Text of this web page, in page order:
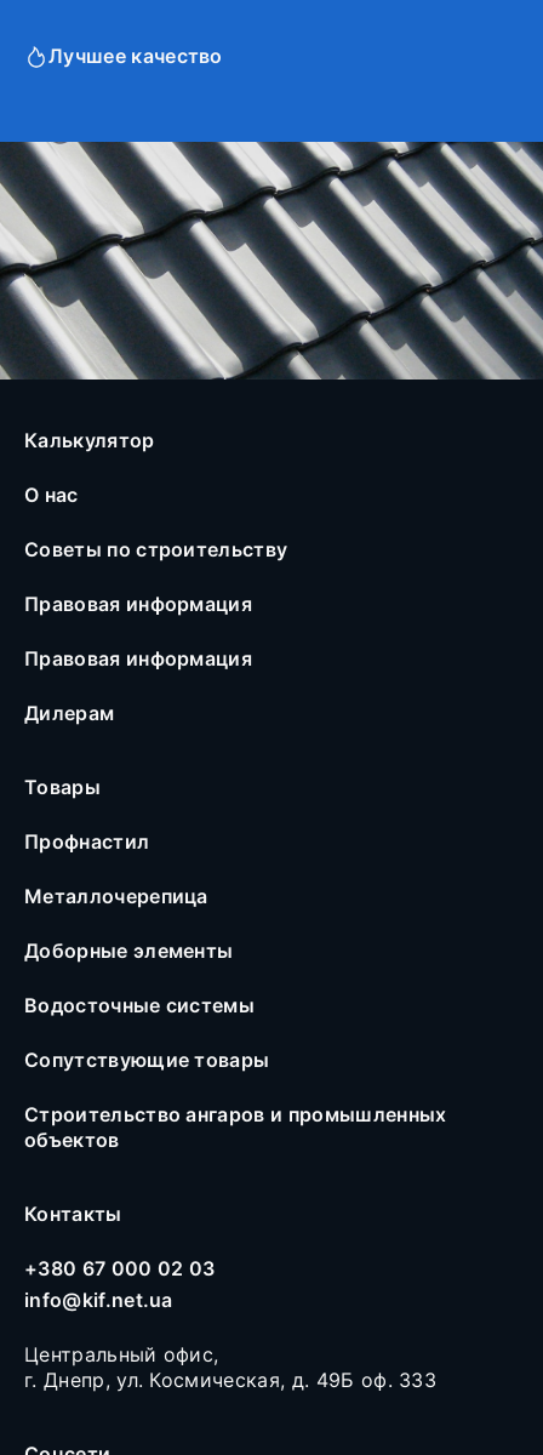
Лучшее качество
Калькулятор
О нас
Советы по строительству
Правовая информация
Правовая информация
Дилерам
Товары
Профнастил
Металлочерепица
Доборные элементы
Водосточные системы
Сопутствующие товары
Строительство ангаров и промышленных
объектов
Контакты
+380 67 000 02 03
info@kif.net.ua
Центральный офис,
г. Днепр, ул. Космическая, д. 49Б оф. 333